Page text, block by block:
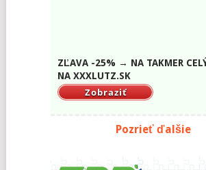
ZĽAVA -25% → NA TAKMER
NA XXXLUTZ.SK
Zobraziť
Pozrieť ďalšie